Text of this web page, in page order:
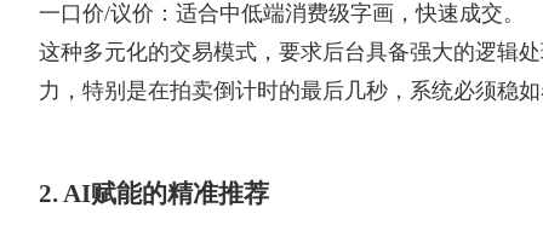
一口价/议价：适合中低端消费级字画，快速成交。
这种多元化的交易模式，要求后台具备强大的逻辑
力，特别是在拍卖倒计时的最后几秒，系统必须稳
2. AI赋能的精准推荐